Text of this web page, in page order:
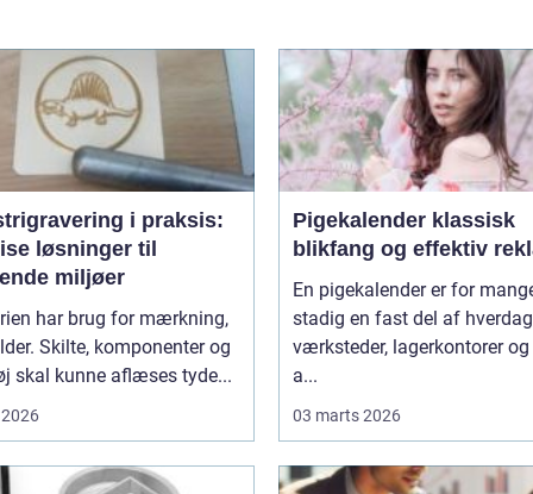
i praksis:
løsninger til
miljøer
har brug for mærkning,
Skilte, komponenter og
skal kunne aflæses tyde...
Pigekalender klassisk
blikfang og effektiv
En pigekalender er for
stadig en fast del af
værksteder, lagerkontorer
a...
03 marts 2026